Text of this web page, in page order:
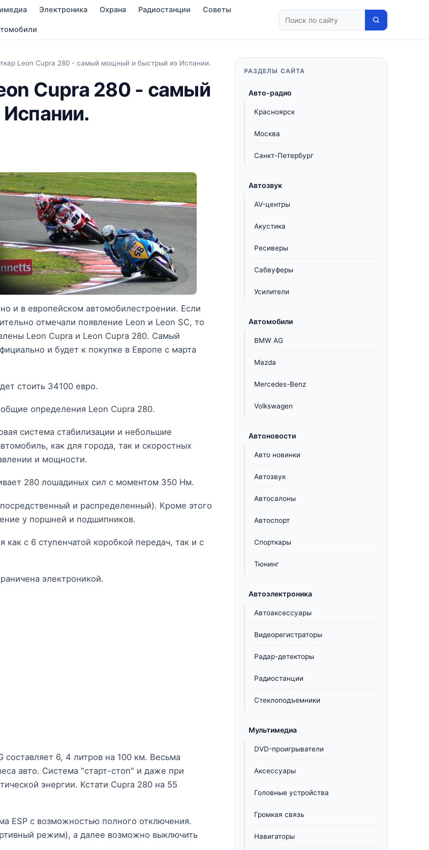
Электроника Охрана Радиостанции Советы
Leon Cupra 280 - самый мощный и быстрый из Испании.
Cupra 280 - самый
и в европейском автомобилестроении. Если
отмечали появление Leon и Leon SC, то
Leon Cupra и Leon Cupra 280. Самый
и будет к покупке в Европе с марта
стоить 34100 евро.
определения Leon Cupra 280.
система стабилизации и небольшие
как для города, так и скоростных
и мощности.
280 лошадиных сил с моментом 350 Нм.
и распределенный). Кроме этого
у поршней и подшипников.
как с 6 ступенчатой коробкой передач, так и с
электроникой.
составляет 6, 4 литров на 100 км. Весьма
авто. Система "старт-стоп" и даже при
энергии. Кстати Cupra 280 на 55
ESP с возможностью полного отключения.
режим), а далее возможно выключить
РАЗДЕЛЫ САЙТА
Авто-радио
Красноярск
Москва
Санкт-Петербург
Автозвук
AV-центры
Акустика
Ресиверы
Сабвуферы
Усилители
Автомобили
BMW AG
Mazda
Mercedes-Benz
Volkswagen
Автоновости
Авто новинки
Автозвук
Автосалоны
Автоспорт
Спорткары
Тюнинг
Автоэлектроника
Автоаксессуары
Видеорегистраторы
Радар-детекторы
Радиостанции
Стеклоподъемники
Мультимедиа
DVD-проигрыватели
Аксессуары
Головные устройства
Громкая связь
Навигаторы